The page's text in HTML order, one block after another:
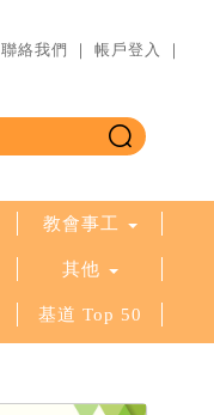
聯絡我們 ｜ 帳戶登入 ｜
教會事工
其他
基道 Top 50